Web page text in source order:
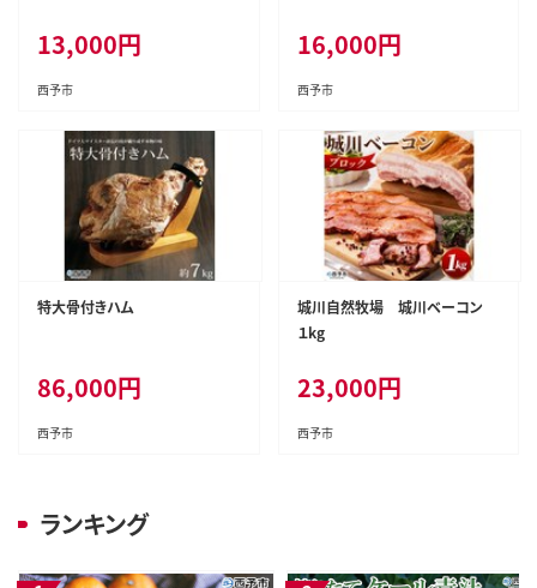
ボフランクフルト あら挽ミニウ
インナー 旨辛チョリソー 贈答 詰
め合わせ 城川ファクトリー 愛媛
順次出荷予定』
13,000円
西予市
ー 豚肉 牛肉 国産 加工品 詰め
合わせ 贈答用 城川ファクトリー
愛媛県 西予市【冷蔵】『1か月以
16,000円
西予市
特大骨付きハム
86,000円
西予市
城川自然牧場 城川ベーコン
１kg
23,000円
西予市
ランキング